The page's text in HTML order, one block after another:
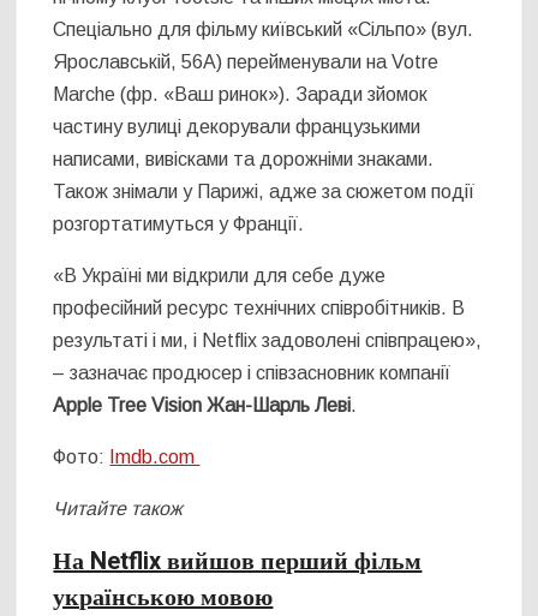
Спеціально для фільму київський «Сільпо» (вул.
Ярославській, 56А) перейменували на Votre
Marche (фр. «Ваш ринок»). Заради зйомок
частину вулиці декорували французькими
написами, вивісками та дорожніми знаками.
Також знімали у Парижі, адже за сюжетом події
розгортатимуться у Франції.
«В Україні ми відкрили для себе дуже
професійний ресурс технічних співробітників. В
результаті і ми, і Netflix задоволені співпрацею»,
– зазначає продюсер і співзасновник компанії
Apple Tree Vision Жан-Шарль Леві.
Фото: Imdb.com
Читайте також
На Netflix вийшов перший фільм
українською мовою